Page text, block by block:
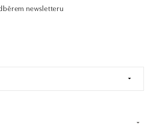
newsletteru